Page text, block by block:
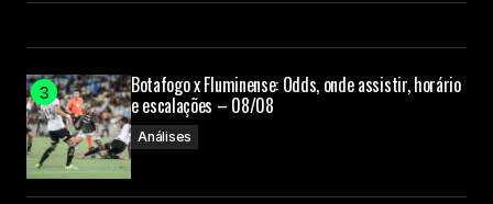
Botafogo x Fluminense: Odds, onde assistir, horário
e escalações – 08/08
Análises